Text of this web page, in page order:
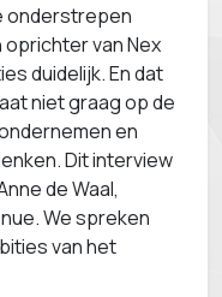
onderstrepen
van Nex
duidelijk. En dat
niet graag op de
en
Dit interview
de Waal,
We spreken
van het